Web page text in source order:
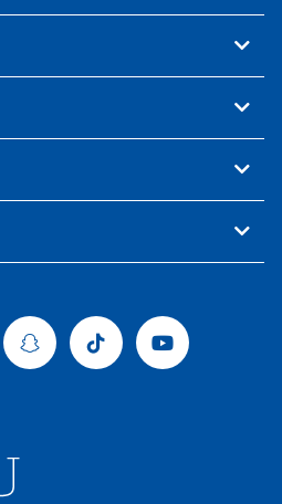
SnapchatTiktok Youtube